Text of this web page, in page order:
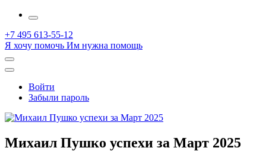
More
+7 495 613-55-12
Я хочу помочь Им нужна помощь
Открыть
поиск
Профиль
Войти
Забыли пароль
Михаил Пушко успехи за Март 2025